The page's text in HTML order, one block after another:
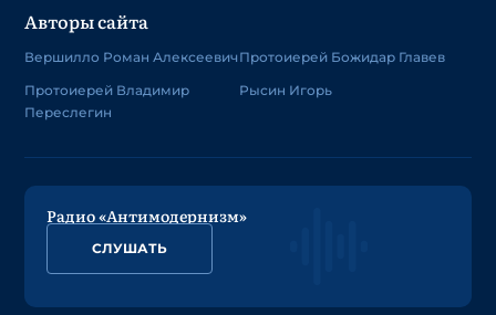
Авторы сайта
Вершилло Роман Алексеевич
Протоиерей Владимир
Переслегин
Протоиерей Божидар Главев
Рысин Игорь
Радио «Антимодернизм»
СЛУШАТЬ